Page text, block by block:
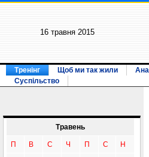
16 травня 2015
Тренінг Щоб ми так жили
Суспільство
Травень
П В С Ч П С Н